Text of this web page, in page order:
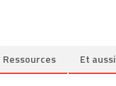
Ressources Et aussi